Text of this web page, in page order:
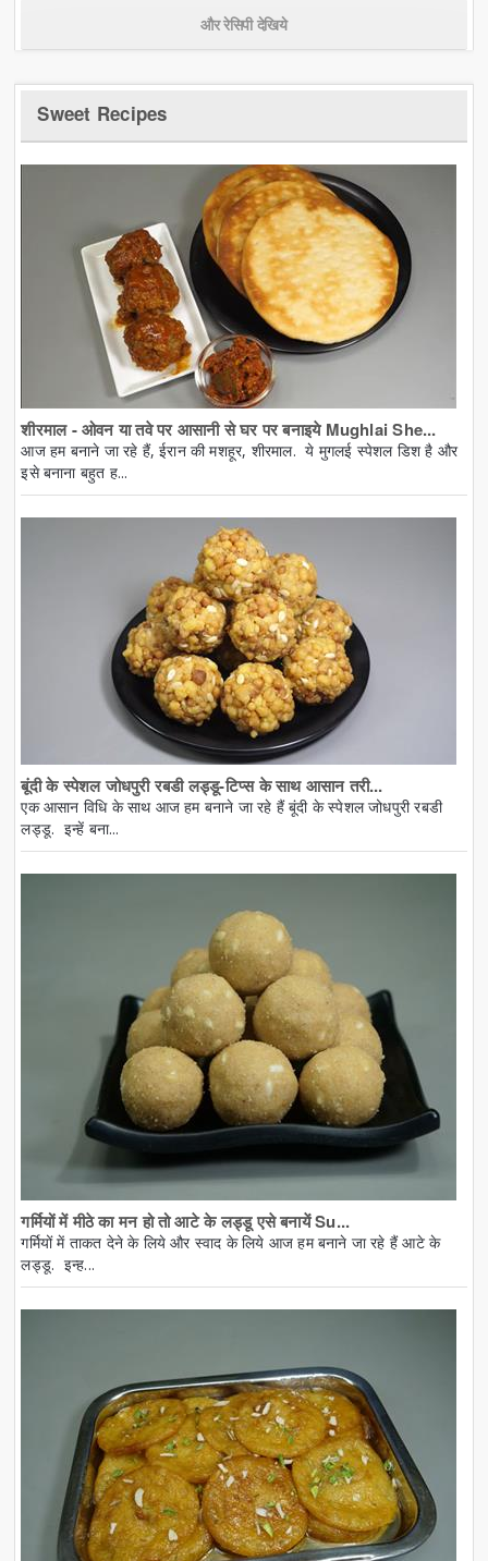
और रेसिपी देखिये
Sweet Recipes
शीरमाल - ओवन या तवे पर आसानी से घर पर बनाइये Mughlai She...
आज हम बनाने जा रहे हैं, ईरान की मशहूर, शीरमाल. ये मुगलई स्पेशल डिश है और
इसे बनाना बहुत ह...
बूंदी के स्पेशल जोधपुरी रबडी लड्डू-टिप्स के साथ आसान तरी...
एक आसान विधि के साथ आज हम बनाने जा रहे हैं बूंदी के स्पेशल जोधपुरी रबडी
लड्डू. इन्हें बना...
गर्मियों में मीठे का मन हो तो आटे के लड्डू एसे बनायें Su...
गर्मियों में ताकत देने के लिये और स्वाद के लिये आज हम बनाने जा रहे हैं आटे के
लड्डू. इन्ह...